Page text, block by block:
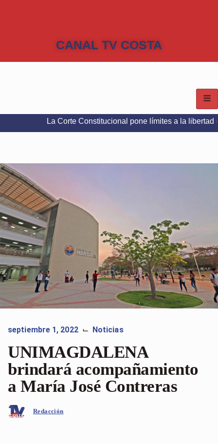
CANAL TV COSTA
La Corte Constitucional pone límites a la libertad de
septiembre 1, 2022 ⌙ Noticias
UNIMAGDALENA
brindará acompañamiento
a María José Contreras
Redacción